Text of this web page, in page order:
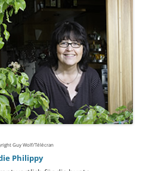
Guy Wolf/Télécran
Philippy